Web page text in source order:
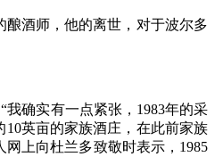
酿酒师，他的离世，对于波尔多
确实有一点紧张，1983年的采
英亩的家族酒庄，在此前家族
网上向杜兰多致敬时表示，1985